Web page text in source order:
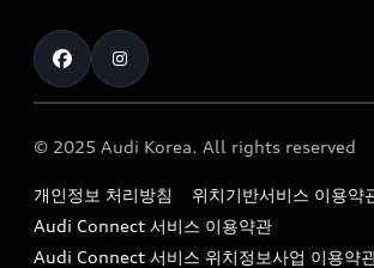
The new Audi A6 Taste Drive 이벤트
내비게이션 데이터 다운로드
아우디 영상 매뉴얼
서비스 센터
Formula 1
Audi Story
아우디코리아 소식
아우디코리아 소개
아우디 스토리
통신판매업신고번호 : 2024-서울종로-1079
대표자명 : 틸 셰어
딩)
이메일 : audi_m@audi-ccc.co.kr
© 2025 Audi Korea. All rights reserved
개인정보 처리방침
위치기반서비스 이용약
Audi Connect 서비스 이용약관
Audi Connect 서비스 위치정보사업 이용약